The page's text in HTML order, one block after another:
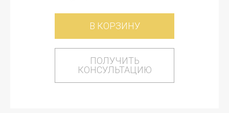
В КОРЗИНУ
ПОЛУЧИТЬ
КОНСУЛЬТАЦИЮ